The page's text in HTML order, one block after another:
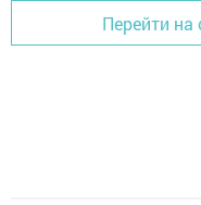
Перейти на